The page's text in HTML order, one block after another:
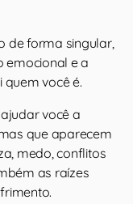
de forma singular,
emocional e a
você é.
você a
que aparecem
medo, conflitos
as raízes